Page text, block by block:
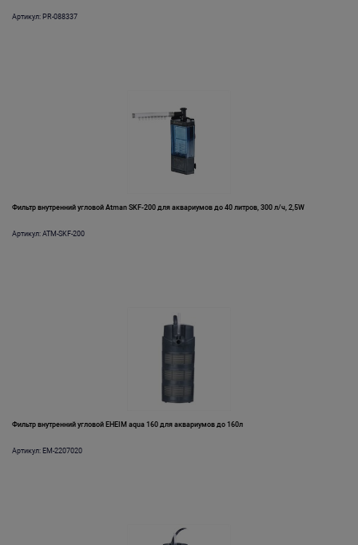
Артикул: PR-088337
Фильтр внутренний угловой Atman SKF-200 для аквариумов до 40 литров, 300 л/ч, 2,5W
Артикул: ATM-SKF-200
Фильтр внутренний угловой EHEIM aqua 160 для аквариумов до 160л
Артикул: EM-2207020